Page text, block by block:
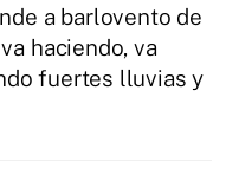
a barlovento de
haciendo, va
fuertes lluvias y